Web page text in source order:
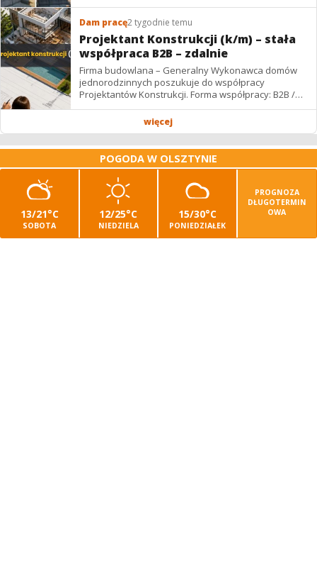
Dam pracę2 tygodnie temu
Projektant Konstrukcji (k/m) – stała
współpraca B2B – zdalnie
Firma budowlana – Generalny Wykonawca domów
jednorodzinnych poszukuje do współpracy
Projektantów Konstrukcji. Forma współpracy: B2B /
podwykonawstwo – zdalnie. Wynagrodzenie: ✔
więcej
POGODA W OLSZTYNIE
13/21°C
SOBOTA
12/25°C
NIEDZIELA
15/30°C
PONIEDZIAŁEK
PROGNOZA
DŁUGOTERMIN
OWA